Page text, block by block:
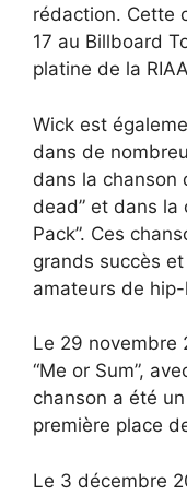
rédaction. Cette
17 au Billboard
platine de la
Wick est
dans de
dans la chanson
dead” et dans la
Pack”. Ces
grands succès
amateurs de
Le 29 novembre
“Me or Sum”,
chanson a été
première place
Le 3 décembre